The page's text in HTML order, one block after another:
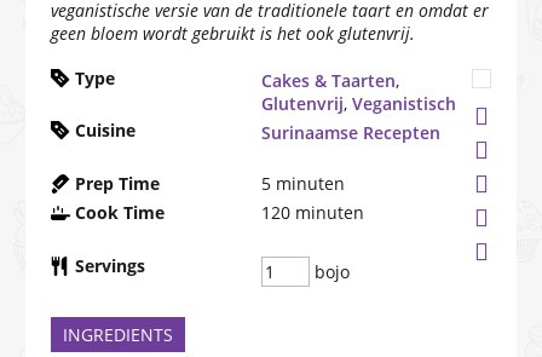
veganistische versie van de traditionele taart en omdat er
geen bloem wordt gebruikt is het ook glutenvrij.
Type
Cakes & Taarten,
Glutenvrij, Veganistisch
Cuisine
Surinaamse Recepten
Prep Time 5 minuten
Cook Time
120 minuten
Servings bojo
INGREDIENTS